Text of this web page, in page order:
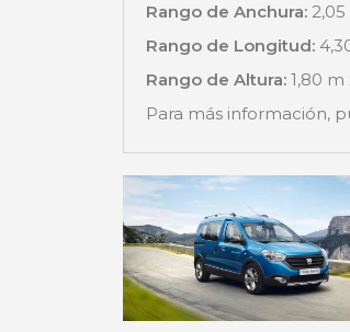
Rango de Anchura:
Rango de Longitud:
Rango de Altura: 1,80 m
Para más información,